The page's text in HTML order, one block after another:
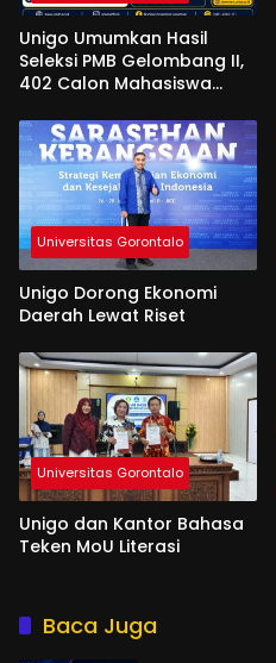
Unigo Umumkan Hasil
Seleksi PMB Gelombang II,
402 Calon Mahasiswa
Universitas Gorontalo
Unigo Dorong Ekonomi
Daerah Lewat Riset
Universitas Gorontalo
Unigo dan Kantor Bahasa
Teken MoU Literasi
Baca Juga